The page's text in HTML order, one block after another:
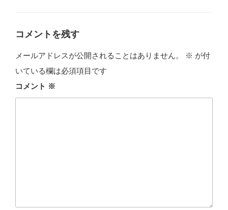
コメントを残す
メールアドレスが公開されることはありません。 ※ が付
いている欄は必須項目です
コメント ※